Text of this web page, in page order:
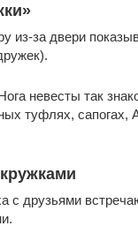
из-за двери
невесты так
туфлях, сапогах,
с друзьями